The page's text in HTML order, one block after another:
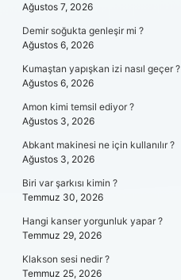
Ağustos 7, 2026
Demir soğukta genleşir mi ?
Ağustos 6, 2026
Kumaştan yapışkan izi nasıl geçer ?
Ağustos 6, 2026
Amon kimi temsil ediyor ?
Ağustos 3, 2026
Abkant makinesi ne için kullanılır ?
Ağustos 3, 2026
Biri var şarkısı kimin ?
Temmuz 30, 2026
Hangi kanser yorgunluk yapar ?
Temmuz 29, 2026
Klakson sesi nedir ?
Temmuz 25, 2026